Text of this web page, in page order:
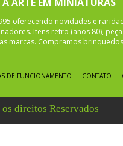
oferecendo novidades e
Itens retro (anos 80),
marcas. Compramos
DE FUNCIONAMENTO CONTATO
direitos Reservados